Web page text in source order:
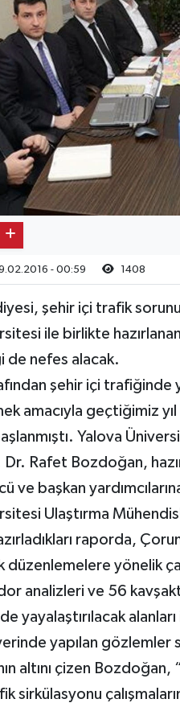
- 00:59 1408
şehir içi trafik
ile birlikte
de nefes alacak.
şehir içi trafiğinde
amacıyla geçtiğimiz
Yalova
Dr. Rafet Bozdoğan,
ve başkan
Ulaştırma
raporda,
yönelik
analizleri ve 56
yayalaştırılacak
yapılan gözlemler
altını çizen
sirkülasyonu